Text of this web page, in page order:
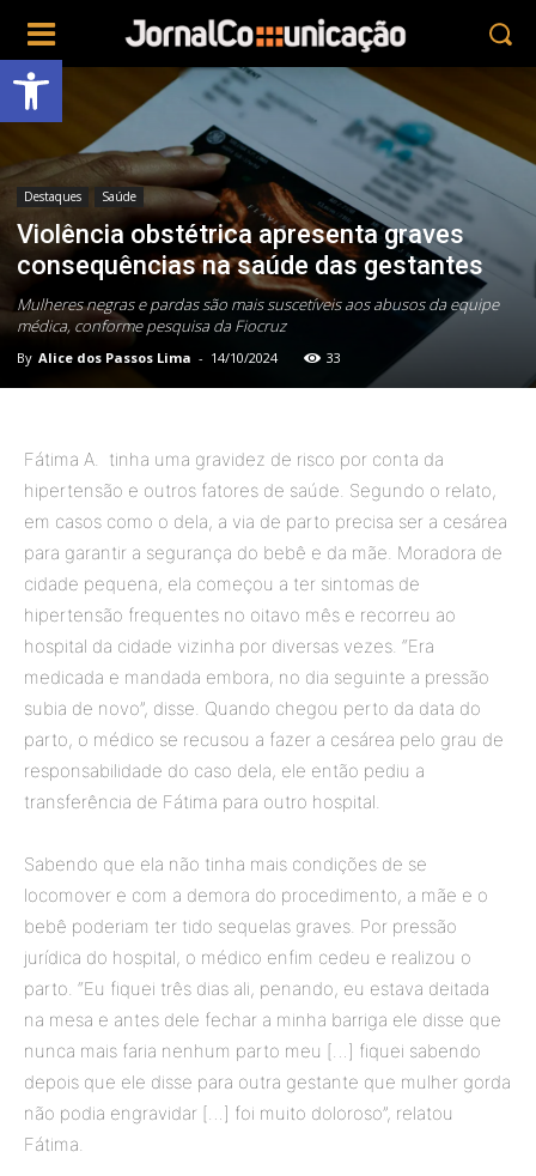
Abrir a barra de ferramentas
Destaques Saúde
Violência obstétrica apresenta graves
consequências na saúde das gestantes
Mulheres negras e pardas são mais suscetíveis aos abusos da equipe
médica, conforme pesquisa da Fiocruz
By Alice dos Passos Lima - 14/10/2024 33
Fátima A. tinha uma gravidez de risco por conta da
hipertensão e outros fatores de saúde. Segundo o relato,
em casos como o dela, a via de parto precisa ser a cesárea
para garantir a segurança do bebê e da mãe. Moradora de
cidade pequena, ela começou a ter sintomas de
hipertensão frequentes no oitavo mês e recorreu ao
hospital da cidade vizinha por diversas vezes. “Era
medicada e mandada embora, no dia seguinte a pressão
subia de novo”, disse. Quando chegou perto da data do
parto, o médico se recusou a fazer a cesárea pelo grau de
responsabilidade do caso dela, ele então pediu a
transferência de Fátima para outro hospital.
Sabendo que ela não tinha mais condições de se
locomover e com a demora do procedimento, a mãe e o
bebê poderiam ter tido sequelas graves. Por pressão
jurídica do hospital, o médico enfim cedeu e realizou o
parto. “Eu fiquei três dias ali, penando, eu estava deitada
na mesa e antes dele fechar a minha barriga ele disse que
nunca mais faria nenhum parto meu […] fiquei sabendo
depois que ele disse para outra gestante que mulher gorda
não podia engravidar […] foi muito doloroso”, relatou
Fátima.